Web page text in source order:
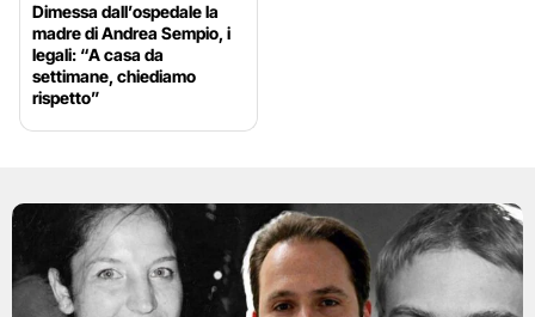
Dimessa dall’ospedale la
madre di Andrea Sempio, i
legali: “A casa da
settimane, chiediamo
rispetto”